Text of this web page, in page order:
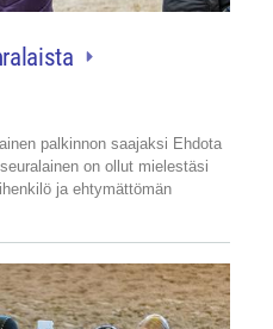
palkinnon saajaksi Ehdota
on ollut mielestäsi
ja ehtymättömän